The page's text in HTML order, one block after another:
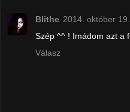
Blithe 2014. október
Szép ^^ ! Imádom azt a
Válasz